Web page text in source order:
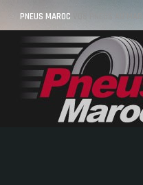
PNEUS MAROC VOS PNEUS AU